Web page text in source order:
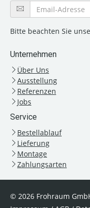
Bitte beachten Sie
Unternehmen
Über Uns
Ausstellung
Referenzen
Jobs
Service
Bestellablauf
Lieferung
Montage
Zahlungsarten
© 2026 Frohraum